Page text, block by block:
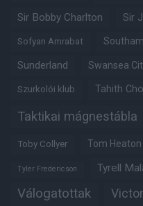
Sir Bobby Charlton Sir
Sofyan Amrabat
Sunderland Swansea
Szurkolói klub Tahith
Taktikai mágnestábla
Toby Collyer Tom Heaton
Tyler Fredericson Tyrell
Válogatottak